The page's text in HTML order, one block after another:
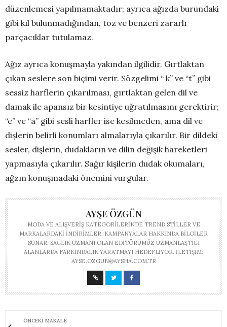
düzenlemesi yapılmamaktadır; ayrıca ağızda burundaki
gibi kıl bulunmadığından, toz ve benzeri zararlı
parçacıklar tutulamaz.
Ağız ayrıca konuşmayla yakından ilgilidir. Gırtlaktan
çıkan seslere son biçimi verir. Sözgelimi “ k” ve “t” gibi
sessiz harflerin çıkarılması, gırtlaktan gelen dil ve
damak ile apansız bir kesintiye uğratılmasını gerektirir;
“e” ve “a” gibi sesli harfler ise kesilmeden, ama dil ve
dişlerin belirli konumları almalarıyla çıkarılır. Bir dildeki
sesler, dişlerin, dudakların ve dilin değişik hareketleri
yapmasıyla çıkarılır. Sağır kişilerin dudak okumaları,
ağzın konuşmadaki önemini vurgular.
AYŞE ÖZGÜN
MODA VE ALIŞVERIŞ KATEGORILERINDE TREND STILLER VE
MARKALARDAKI INDIRIMLER, KAMPANYALAR HAKKINDA BILGILER
SUNAR. SAĞLIK UZMANI OLAN EDITÖRÜMÜZ UZMANLAŞTIĞI
ALANLARDA FARKINDALIK YARATMAYI HEDEFLIYOR. İLETIŞIM:
AYSE.OZGUN@AYSHA.COM.TR
ÖNCEKI MAKALE